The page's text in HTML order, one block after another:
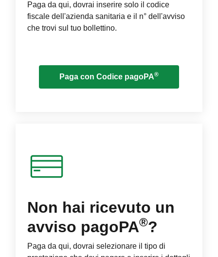
Paga da qui, dovrai inserire solo il codice
fiscale dell'azienda sanitaria e il n° dell'avviso
che trovi sul tuo bollettino.
Paga con Codice pagoPA®
Non hai ricevuto un
avviso pagoPA®?
Paga da qui, dovrai selezionare il tipo di